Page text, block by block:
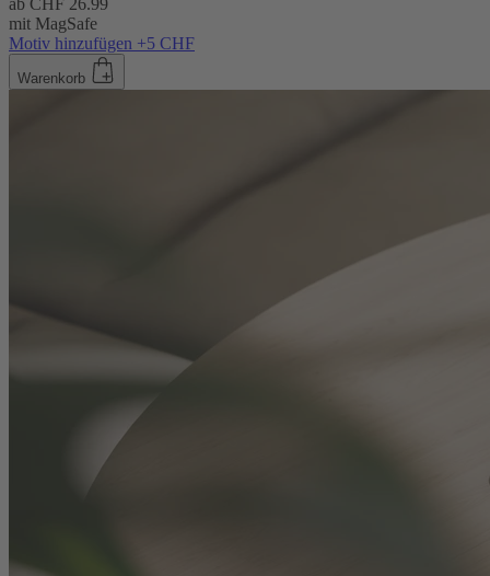
mit MagSafe
Motiv hinzufügen +5 CHF
Warenkorb